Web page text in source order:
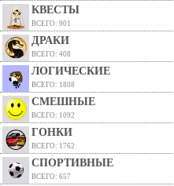
КВЕСТЫ
ВСЕГО: 901
ДРАКИ
ВСЕГО: 408
ЛОГИЧЕСКИЕ
ВСЕГО: 1808
СМЕШНЫЕ
ВСЕГО: 1092
ГОНКИ
ВСЕГО: 1762
СПОРТИВНЫЕ
ВСЕГО: 657